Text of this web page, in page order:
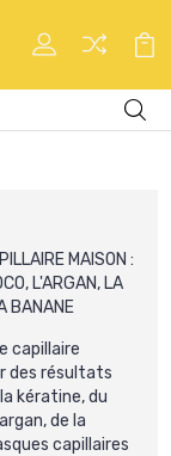
MAISON :
L'ARGAN, LA
BANANE
capillaire
des résultats
kératine, du
de la
capillaires